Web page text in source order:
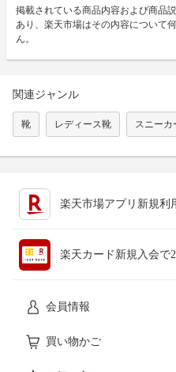
掲載されている商品内容および商品
あり、楽天市場はその内容について
ん。
関連ジャンル
靴 レディース靴 スニーカ
楽天市場アプリ新規利
楽天カード新規入会で
会員情報
買い物かご